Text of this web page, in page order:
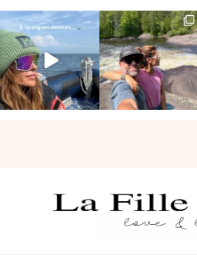
Voir une baleine
en photo, c’est
impressionnant
🐋...
Les Laurentides,
le Québec
version nature.
...